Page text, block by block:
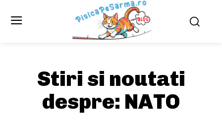
Stiri si noutati
despre: NATO